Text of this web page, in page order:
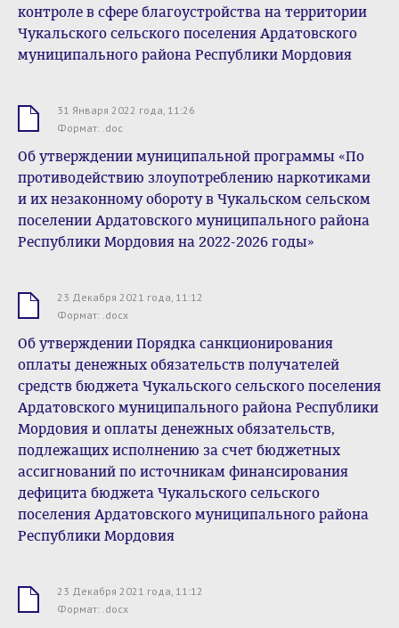
контроле в сфере благоустройства на территории
Чукальского сельского поселения Ардатовского
муниципального района Республики Мордовия
31 Января 2022 года, 11:26
Формат: .doc
Об утверждении муниципальной программы «По
противодействию злоупотреблению наркотиками
и их незаконному обороту в Чукальском сельском
поселении Ардатовского муниципального района
Республики Мордовия на 2022-2026 годы»
23 Декабря 2021 года, 11:12
Формат: .docx
Об утверждении Порядка санкционирования
оплаты денежных обязательств получателей
средств бюджета Чукальского сельского поселения
Ардатовского муниципального района Республики
Мордовия и оплаты денежных обязательств,
подлежащих исполнению за счет бюджетных
ассигнований по источникам финансирования
дефицита бюджета Чукальского сельского
поселения Ардатовского муниципального района
Республики Мордовия
23 Декабря 2021 года, 11:12
Формат: .docx